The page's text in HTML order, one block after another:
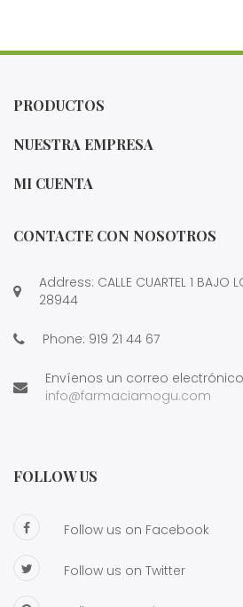
PRODUCTOS
NUESTRA EMPRESA
MI CUENTA
CONTACTE CON NOSOTROS
Address: CALLE CUARTEL 1 BAJO
28944
Phone: 919 21 44 67
Envíenos un correo
info@farmaciamogu.com
FOLLOW US
Follow us on Facebook
Follow us on Twitter